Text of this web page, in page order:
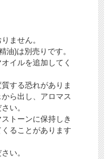
ません。
油)は別売りです。
イルを追加してく
する恐れがありま
ら出し、アロマス
い。
トーンに保持しき
ることがあります
い。